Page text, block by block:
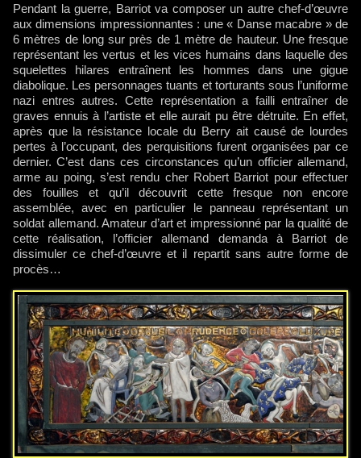
Pendant la guerre, Barriot va composer un autre chef-d’œuvre
aux dimensions impressionnantes : une « Danse macabre » de
6 mètres de long sur près de 1 mètre de hauteur. Une fresque
représentant les vertus et les vices humains dans laquelle des
squelettes hilares entraînent les hommes dans une gigue
diabolique. Les personnages tuants et torturants sous l’uniforme
nazi entres autres. Cette représentation a failli entraîner de
graves ennuis à l’artiste et elle aurait pu être détruite. En effet,
après que la résistance locale du Berry ait causé de lourdes
pertes à l’occupant, des perquisitions furent organisées par ce
dernier. C’est dans ces circonstances qu’un officier allemand,
arme au poing, s’est rendu cher Robert Barriot pour effectuer
des fouilles et qu’il découvrit cette fresque non encore
assemblée, avec en particulier le panneau représentant un
soldat allemand. Amateur d’art et impressionné par la qualité de
cette réalisation, l’officier allemand demanda à Barriot de
dissimuler ce chef-d’œuvre et il repartit sans autre forme de
procès…